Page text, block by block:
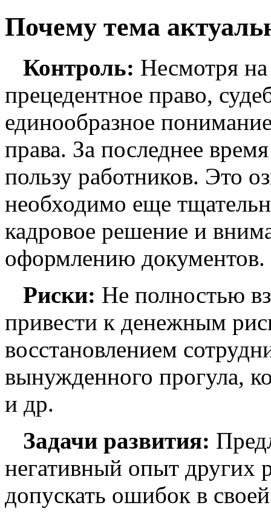
Почему тема
Контроль: Несмотря
прецедентное право,
единообразное
права. За последнее
пользу работников. Это
необходимо еще
кадровое решение и
оформлению документов.
Риски: Не полностью
привести к денежным
восстановлением
вынужденного прогула,
и др.
Задачи развития:
негативный опыт других
допускать ошибок в